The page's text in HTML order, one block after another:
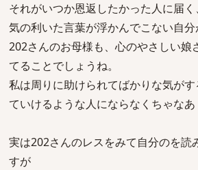
それがいつか恩返したかった人に届く
気の利いた言葉が浮かんでこない自
202さんのお母様も、心のやさしい娘
てることでしょうね。
私は周りに助けられてばかりな気が
ていけるような人にならなくちゃなあ
実は202さんのレスをみて自分のを読
すが